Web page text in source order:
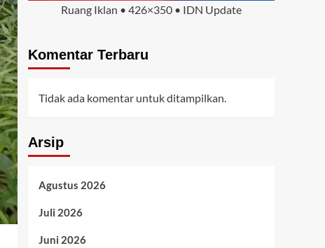
Ruang Iklan • 426×350 • IDN Update
Komentar Terbaru
Tidak ada komentar untuk ditampilkan.
Arsip
Agustus 2026
Juli 2026
Juni 2026